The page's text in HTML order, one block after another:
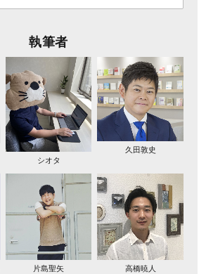
執筆者
シオタ
久田敦史
片島聖矢 高橋暁人